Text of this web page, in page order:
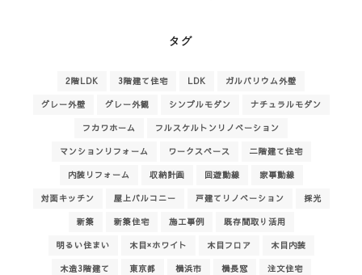
タグ
2階LDK 3階建て住宅 LDK ガルバリウム外壁
グレー外壁 グレー外観 シンプルモダン ナチュラルモダン
フカワホーム フルスケルトンリノベーション
マンションリフォーム ワークスペース 二階建て住宅
内装リフォーム 収納計画 回遊動線 家事動線
対面キッチン 屋上バルコニー 戸建てリノベーション 採光
新築 新築住宅 施工事例 既存間取り活用
明るい住まい 木目×ホワイト 木目フロア 木目内装
木造3階建て 東京都 横浜市 横長窓 注文住宅